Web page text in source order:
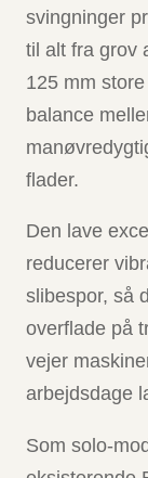
svingninger
til alt fra grov
125 mm
balance
flader.
Den lave
reducerer
slibespor, så
overflade på
vejer
arbejdsdage
Som solo-